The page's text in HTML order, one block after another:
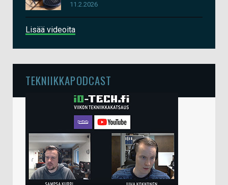
11.2.2026
Lisää videoita
TEKNIIKKAPODCAST